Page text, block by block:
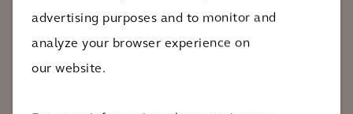
advertising purposes and to monitor and
analyze your browser experience on
our website.